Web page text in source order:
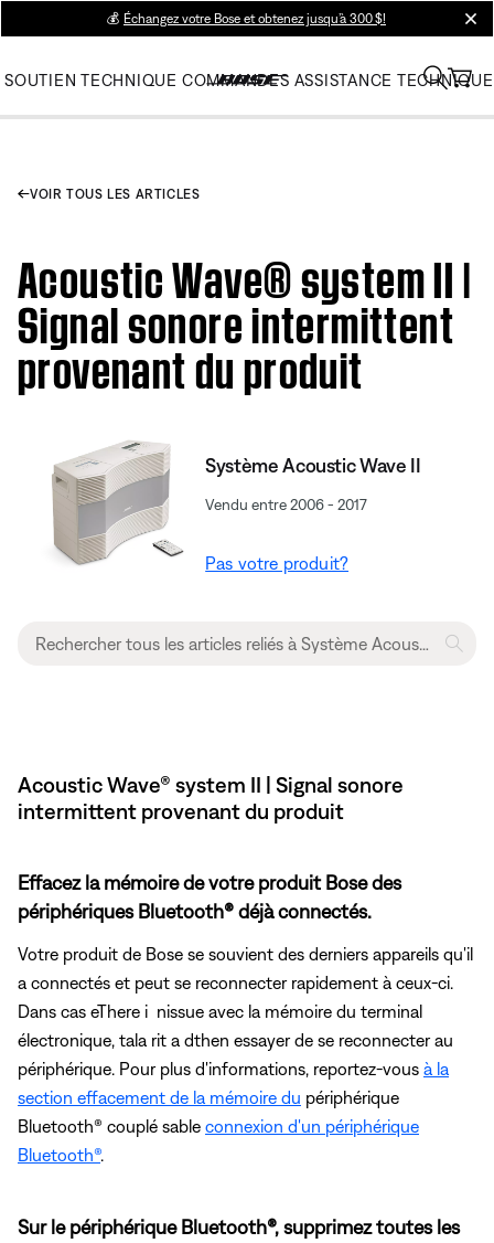
💰 Échangez votre Bose et obtenez jusqu’à 300 $!
SOUTIEN TECHNIQUE COMMANDES ASSISTANCE TECHNIQUE
VOIR TOUS LES ARTICLES
Acoustic Wave® system II |
Signal sonore intermittent
provenant du produit
Système Acoustic Wave II
Vendu entre 2006 - 2017
Pas votre produit?
Acoustic Wave® system II | Signal sonore
intermittent provenant du produit
Effacez la mémoire de votre produit Bose des
périphériques Bluetooth® déjà connectés.
Votre produit de Bose se souvient des derniers appareils qu'il
a connectés et peut se reconnecter rapidement à ceux-ci.
Dans cas eThere i nissue avec la mémoire du terminal
électronique, tala rit a dthen essayer de se reconnecter au
périphérique. Pour plus d'informations, reportez-vous à la
section effacement de la mémoire du périphérique
Bluetooth® couplé sable connexion d'un périphérique
Bluetooth®.
Sur le périphérique Bluetooth®, supprimez toutes les